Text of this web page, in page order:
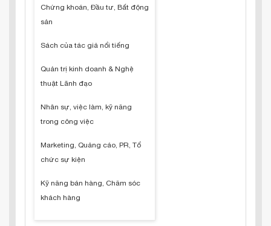
Chứng khoán, Đầu tư, Bất động
sản
Sách của tác giả nổi tiếng
Quản trị kinh doanh & Nghệ
thuật Lãnh đạo
Nhân sự, việc làm, kỹ năng
trong công việc
Marketing, Quảng cáo, PR, Tổ
chức sự kiện
Kỹ năng bán hàng, Chăm sóc
khách hàng